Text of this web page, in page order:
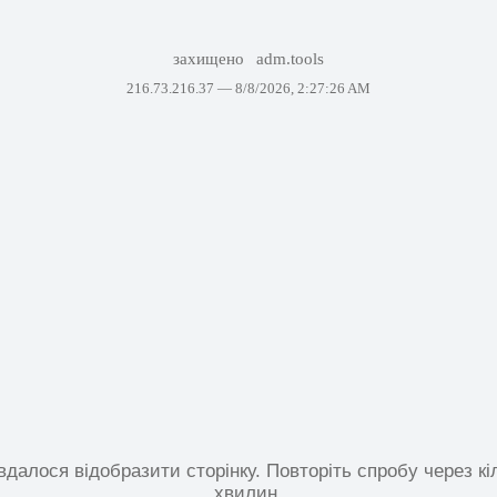
захищено adm.tools
216.73.216.37 — 8/8/2026, 2:27:26 AM
відобразити сторінку. Повторіть спробу через